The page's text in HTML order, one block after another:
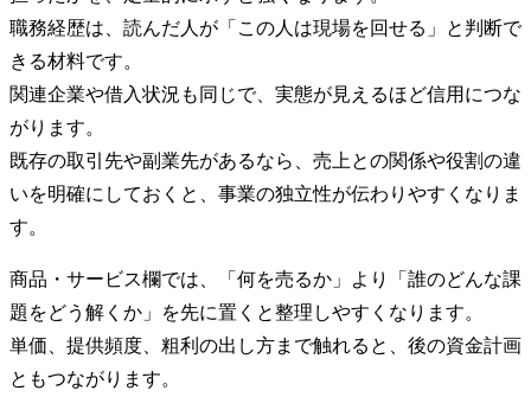
職務経歴は、読んだ人が「この人は現場を回せる」と判断で
きる材料です。
関連企業や借入状況も同じで、実態が見えるほど信用につな
がります。
既存の取引先や副業先があるなら、売上との関係や役割の違
いを明確にしておくと、事業の独立性が伝わりやすくなりま
す。
商品・サービス欄では、「何を売るか」より「誰のどんな課
題をどう解くか」を先に置くと整理しやすくなります。
単価、提供頻度、粗利の出し方まで触れると、後の資金計画
ともつながります。